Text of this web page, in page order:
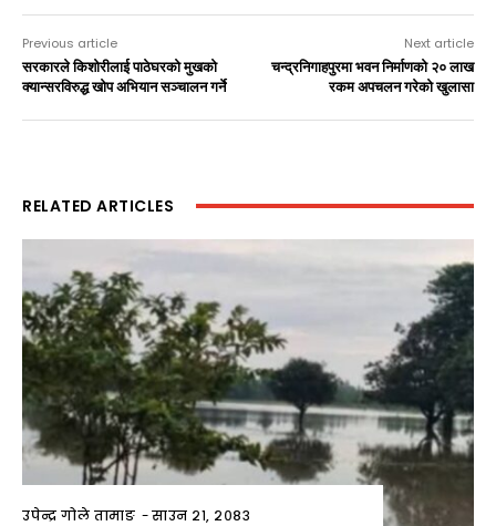
Previous article
सरकारले किशोरीलाई पाठेघरको मुखको
क्यान्सरविरुद्ध खोप अभियान सञ्चालन गर्ने
Next article
चन्द्रनिगाहपुरमा भवन निर्माणको २० लाख
रकम अपचलन गरेको खुलासा
RELATED ARTICLES
उपेन्द्र गोले तामाङ -साउन २१, २०८३